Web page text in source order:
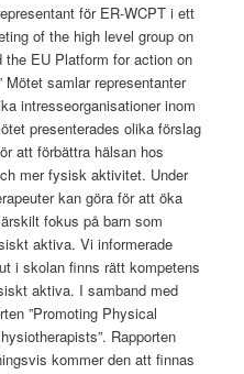
för ER-WCPT i ett
of the high level group on
EU Platform for action on
samlar representanter
intresseorganisationer inom
presenterades olika förslag
att förbättra hälsan hos
mer fysisk aktivitet. Under
kan göra för att öka
fokus på barn som
aktiva. Vi informerade
i skolan finns rätt kompetens
aktiva. I samband med
”Promoting Physical
Rapporten
kommer den att finnas